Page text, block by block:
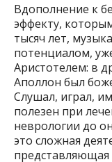
Вдополнение к
эффекту,
тысяч лет,
потенциалом,
Аристотелем: в
Аполлон был
Слушал, играл,
полезен при
неврологии до
это сложная